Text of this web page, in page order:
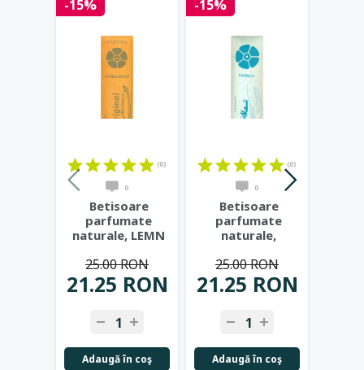
-15%
(0)
0
Betisoare
parfumate
naturale, LEMN
MAROMA
21.25 RON
25.00 RON
Adaugă în coş
-15%
(0)
0
Betisoare
parfumate
naturale,
MAROMA
21.25 RON
25.00 RON
Adaugă în coş